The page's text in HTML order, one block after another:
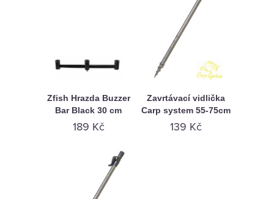
Zfish Hrazda Buzzer
Bar Black 30 cm
189 Kč
Zavrtávací vidlička
Carp system 55-75cm
139 Kč